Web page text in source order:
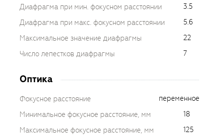
Диафрагма при мин. фокусном расстоянии
3.5
Диафрагма при макс. фокусном расстоянии
5.6
Максимальное значение диафрагмы
22
Число лепестков диафрагмы
7
Оптика
Фокусное расстояние
переменное
Минимальное фокусное расстояние, мм
18
Максимальное фокусное расстояние, мм
125